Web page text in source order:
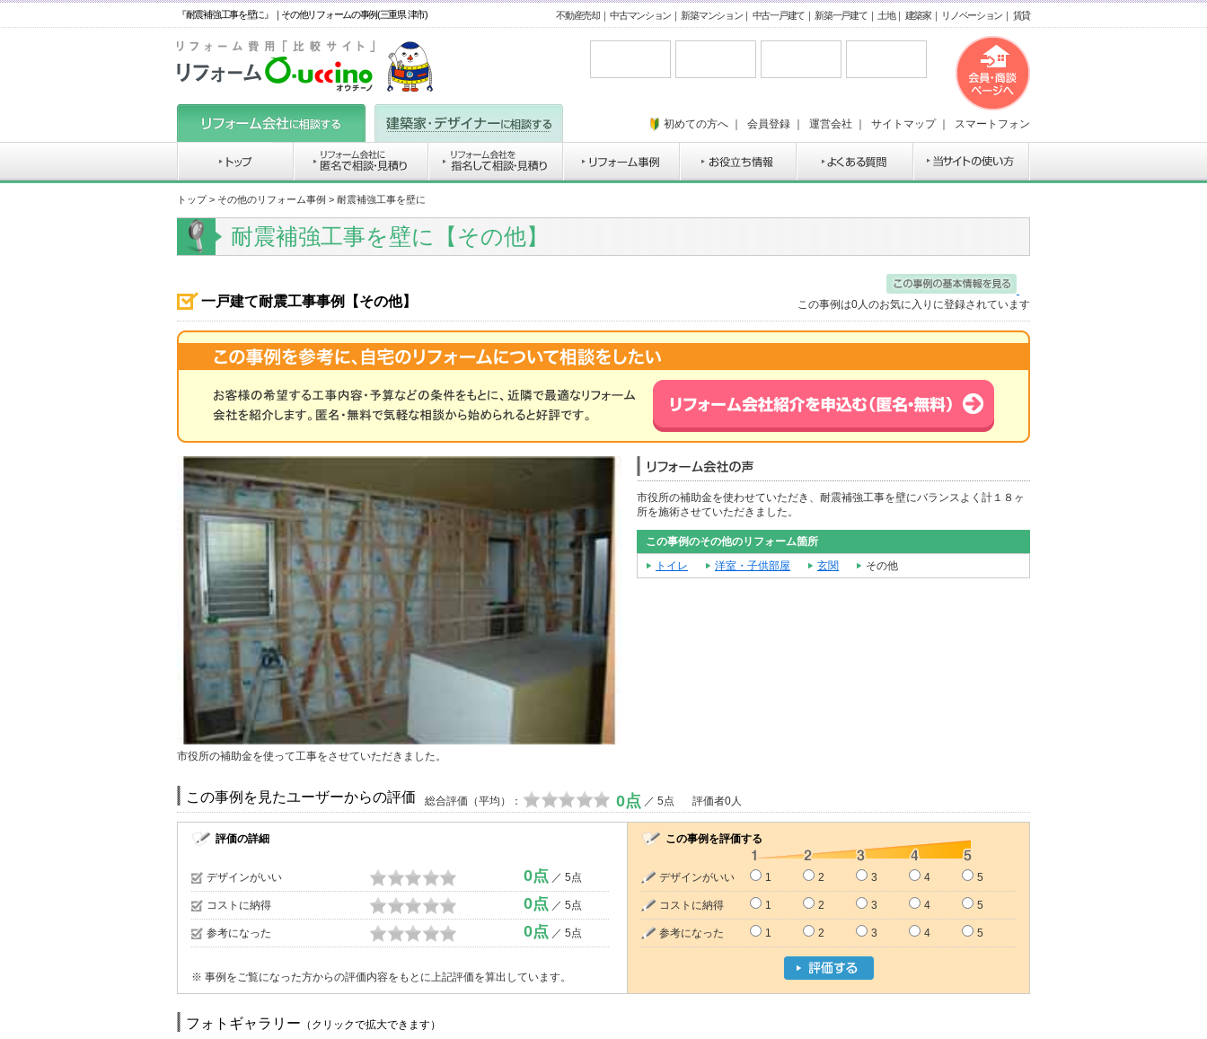
『耐震補強工事を壁に』｜その他リフォームの事例(三重県 津市) 不動産売却｜ 中古マンション ｜ 新築マンション｜ 中古一戸建て｜ 新築一戸建て｜ 土地｜ 建築家｜ リノベーション ｜ 賃貸
初めての方へ 会員登録 運営会社 サイトマップ｜ スマートフォン
トップ> その他のリフォーム事例 > 耐震補強工事を壁に
耐震補強工事を壁に【その他】
一戸建て耐震工事事例【その他】 この事例は0人のお気に入りに登録されています
市役所の補助金を使わせていただき、耐震補強工事を壁にバランスよく計１８ヶ
所を施術させていただきました。
この事例のその他のリフォーム箇所
トイレ
洋室・子供部屋 玄関 その他
市役所の補助金を使って工事をさせていただきました。
この事例を見たユーザーからの評価 総合評価（平均）： 0点 ／ 5点 評価者0人
評価の詳細
デザインがいい 0点 ／ 5点
コストに納得 0点 ／ 5点
参考になった 0点 ／ 5点
※ 事例をご覧になった方からの評価内容をもとに上記評価を算出しています。
この事例を評価する
デザインがいい 1 2 3 4 5
コストに納得 1 2 3 4 5
参考になった 1 2 3 4 5
フォトギャラリー （クリックで拡大できます）